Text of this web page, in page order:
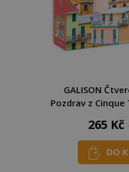
GALISON
Pozdrav z
265 Kč
DO